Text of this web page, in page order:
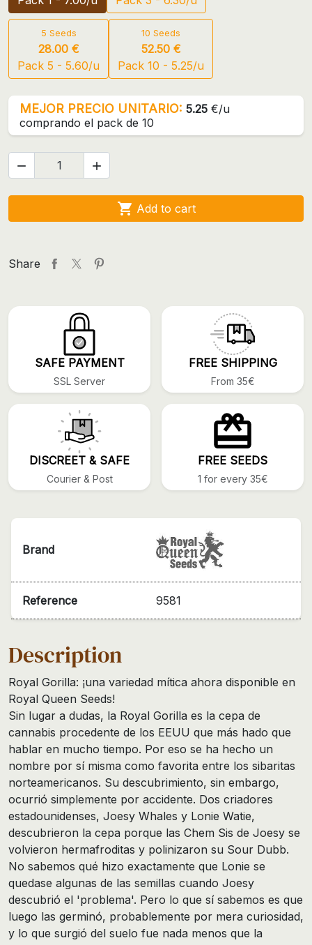
5 Seeds
28.00 €
Pack 5 - 5.60/u
10 Seeds
52.50 €
Pack 10 - 5.25/u
MEJOR PRECIO UNITARIO: 5.25 €/u
comprando el pack de 10
 
 Add to cart
Share
SAFE PAYMENT
SSL Server
FREE SHIPPING
From 35€
DISCREET & SAFE
Courier & Post
FREE SEEDS
1 for every 35€
Brand
Reference 9581
Description
Royal Gorilla: ¡una variedad mítica ahora disponible en
Royal Queen Seeds!
Sin lugar a dudas, la Royal Gorilla es la cepa de
cannabis procedente de los EEUU que más hado que
hablar en mucho tiempo. Por eso se ha hecho un
nombre por sí misma como favorita entre los sibaritas
norteamericanos. Su descubrimiento, sin embargo,
ocurrió simplemente por accidente. Dos criadores
estadounidenses, Joesy Whales y Lonie Watie,
descubrieron la cepa porque las Chem Sis de Joesy se
volvieron hermafroditas y polinizaron su Sour Dubb.
No sabemos qué hizo exactamente que Lonie se
quedase algunas de las semillas cuando Joesy
descubrió el 'problema'. Pero lo que sí sabemos es que
luego las germinó, probablemente por mera curiosidad,
y lo que surgió del suelo fue nada menos que la